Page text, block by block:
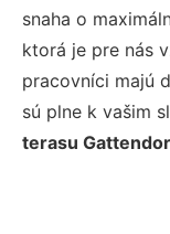
snaha o
ktorá je pre nás
pracovníci majú
sú plne k vašim
terasu